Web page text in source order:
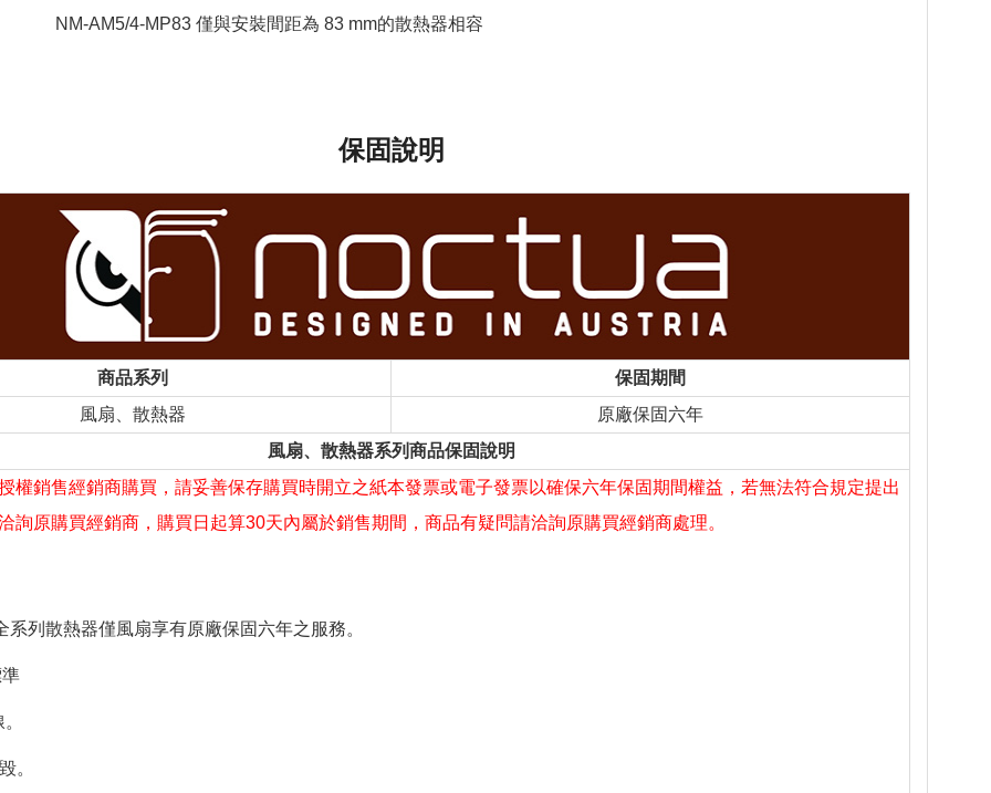
NM-AM5/4-MP83 僅與安裝間距為 83 mm的散熱器相容
保固說明
商品系列
保固期間
風扇、散熱器
原廠保固六年
風扇、散熱器系列商品保固說明
權銷售經銷商購買，請妥善保存購買時開立之紙本發票或電子發票以確保六年保固期間權益，若無法符合規定提出
詢原購買經銷商，購買日起算30天內屬於銷售期間，商品有疑問請洽詢原購買經銷商處理。
列散熱器僅風扇享有原廠保固六年之服務。
。